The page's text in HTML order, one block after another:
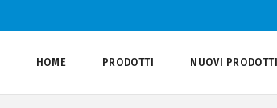
HOME PRODOTTI NUOVI PRODOTTI